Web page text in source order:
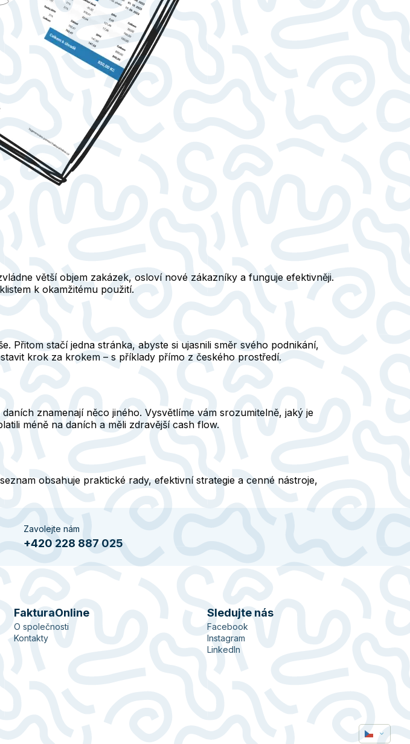
větší objem zakázek, osloví nové zákazníky a funguje efektivněji.
k okamžitému použití.
Přitom stačí jedna stránka, abyste si ujasnili směr svého podnikání,
krok za krokem – s příklady přímo z českého prostředí.
znamenají něco jiného. Vysvětlíme vám srozumitelně, jaký je
méně na daních a měli zdravější cash flow.
obsahuje praktické rady, efektivní strategie a cenné nástroje,
Zavolejte nám
+420 228 887 025
FakturaOnline
O společnosti
Kontakty
Sledujte nás
Facebook
Instagram
LinkedIn